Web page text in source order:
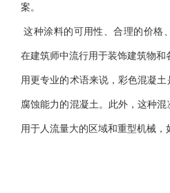
案。
这种涂料的可用性、合理的价格
在建筑师中流行用于装饰建筑物和
用更专业的术语来说，彩色混凝
腐蚀能力的混凝土。此外，这种
用于人流量大的区域和重型机械，